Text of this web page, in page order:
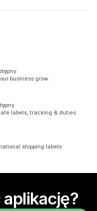
business grow.
labels, tracking & duties
shipping labels